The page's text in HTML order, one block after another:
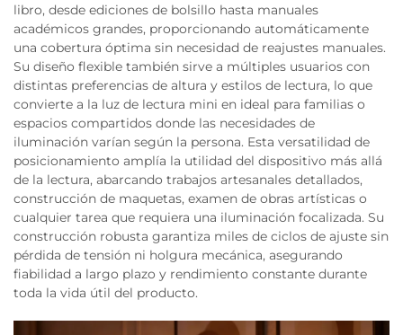
libro, desde ediciones de bolsillo hasta manuales
académicos grandes, proporcionando automáticamente
una cobertura óptima sin necesidad de reajustes manuales.
Su diseño flexible también sirve a múltiples usuarios con
distintas preferencias de altura y estilos de lectura, lo que
convierte a la luz de lectura mini en ideal para familias o
espacios compartidos donde las necesidades de
iluminación varían según la persona. Esta versatilidad de
posicionamiento amplía la utilidad del dispositivo más allá
de la lectura, abarcando trabajos artesanales detallados,
construcción de maquetas, examen de obras artísticas o
cualquier tarea que requiera una iluminación focalizada. Su
construcción robusta garantiza miles de ciclos de ajuste sin
pérdida de tensión ni holgura mecánica, asegurando
fiabilidad a largo plazo y rendimiento constante durante
toda la vida útil del producto.